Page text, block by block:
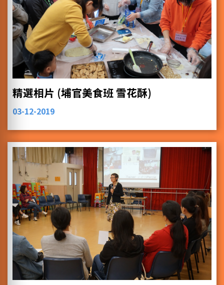
精選相片 (埔官美食班 雪花酥)
03-12-2019